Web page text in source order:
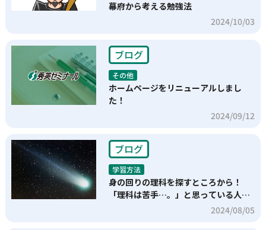
幕府から考える勉強法
2024/10/03
ブログ
その他
ホームページをリニューアルしまし
た！
2024/09/12
ブログ
学習方法
身の回りの理科を探すところから！
「理科は苦手…。」と思っている人
2024/08/05